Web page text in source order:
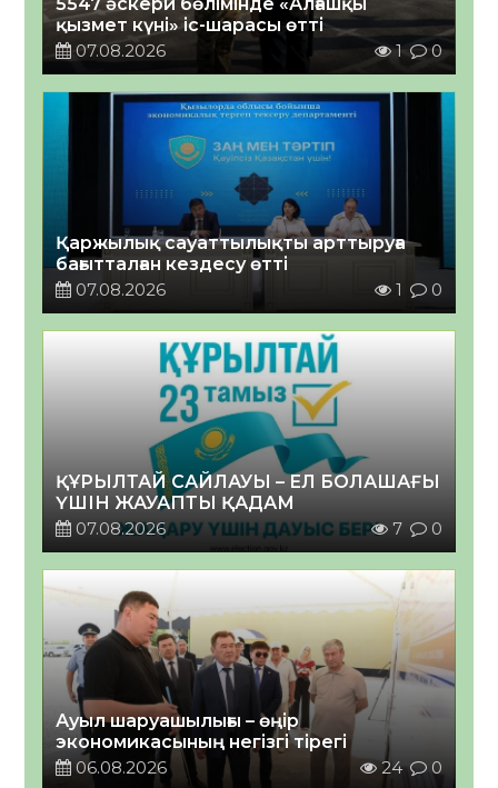
қызмет күні» іс-шарасы өтті
07.08.2026
1 0
Қаржылық сауаттылықты арттыруға
бағытталған кездесу өтті
07.08.2026
1 0
ҚҰРЫЛТАЙ САЙЛАУЫ – ЕЛ БОЛАШАҒЫ
ҮШІН ЖАУАПТЫ ҚАДАМ
07.08.2026
7 0
Ауыл шаруашылығы – өңір
экономикасының негізгі тірегі
06.08.2026
24 0